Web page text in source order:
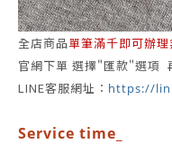
全店商品單筆滿千即可辦
官網下單 選擇"匯款"選項
LINE客服網址： https://
Service time_